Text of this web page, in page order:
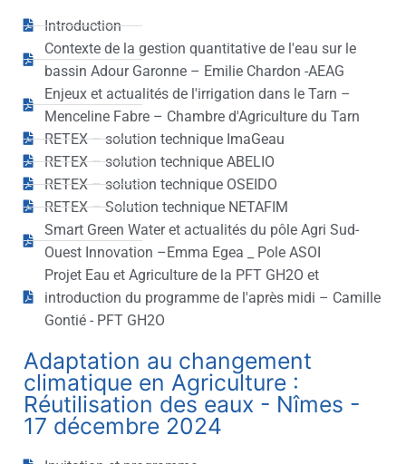
Introduction
Contexte de la gestion quantitative de l'eau sur le
bassin Adour Garonne – Emilie Chardon -AEAG
Enjeux et actualités de l'irrigation dans le Tarn –
Menceline Fabre – Chambre d'Agriculture du Tarn
RETEX – solution technique ImaGeau
RETEX – solution technique ABELIO
RETEX – solution technique OSEIDO
RETEX – Solution technique NETAFIM
Smart Green Water et actualités du pôle Agri Sud-
Ouest Innovation –Emma Egea _ Pole ASOI
Projet Eau et Agriculture de la PFT GH2O et
introduction du programme de l'après midi – Camille
Gontié - PFT GH2O
Adaptation au changement
climatique en Agriculture :
Réutilisation des eaux - Nîmes -
17 décembre 2024